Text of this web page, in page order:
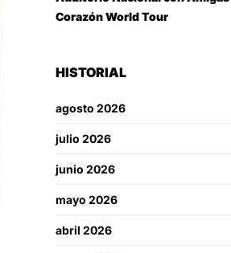
Corazón World Tour
HISTORIAL
agosto 2026
julio 2026
junio 2026
mayo 2026
abril 2026